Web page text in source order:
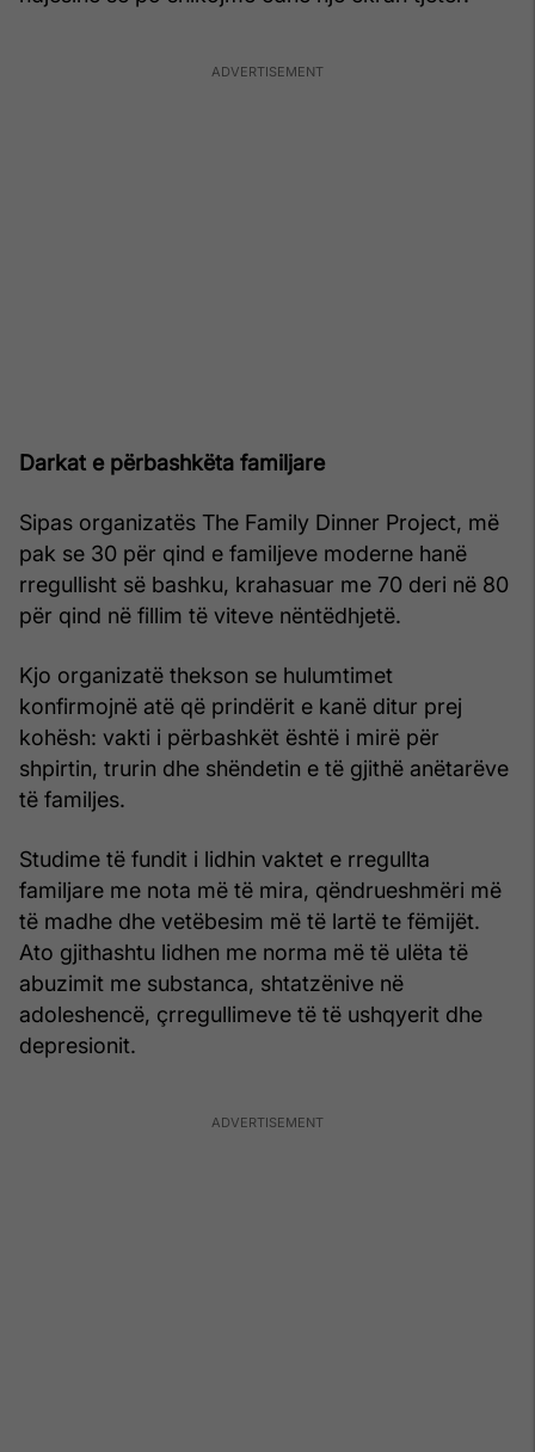
Darkat e përbashkëta familjare
Sipas organizatës The Family Dinner Project, më
pak se 30 për qind e familjeve moderne hanë
rregullisht së bashku, krahasuar me 70 deri në 80
për qind në fillim të viteve nëntëdhjetë.
Kjo organizatë thekson se hulumtimet
konfirmojnë atë që prindërit e kanë ditur prej
kohësh: vakti i përbashkët është i mirë për
shpirtin, trurin dhe shëndetin e të gjithë anëtarëve
të familjes.
Studime të fundit i lidhin vaktet e rregullta
familjare me nota më të mira, qëndrueshmëri më
të madhe dhe vetëbesim më të lartë te fëmijët.
Ato gjithashtu lidhen me norma më të ulëta të
abuzimit me substanca, shtatzënive në
adoleshencë, çrregullimeve të të ushqyerit dhe
depresionit.